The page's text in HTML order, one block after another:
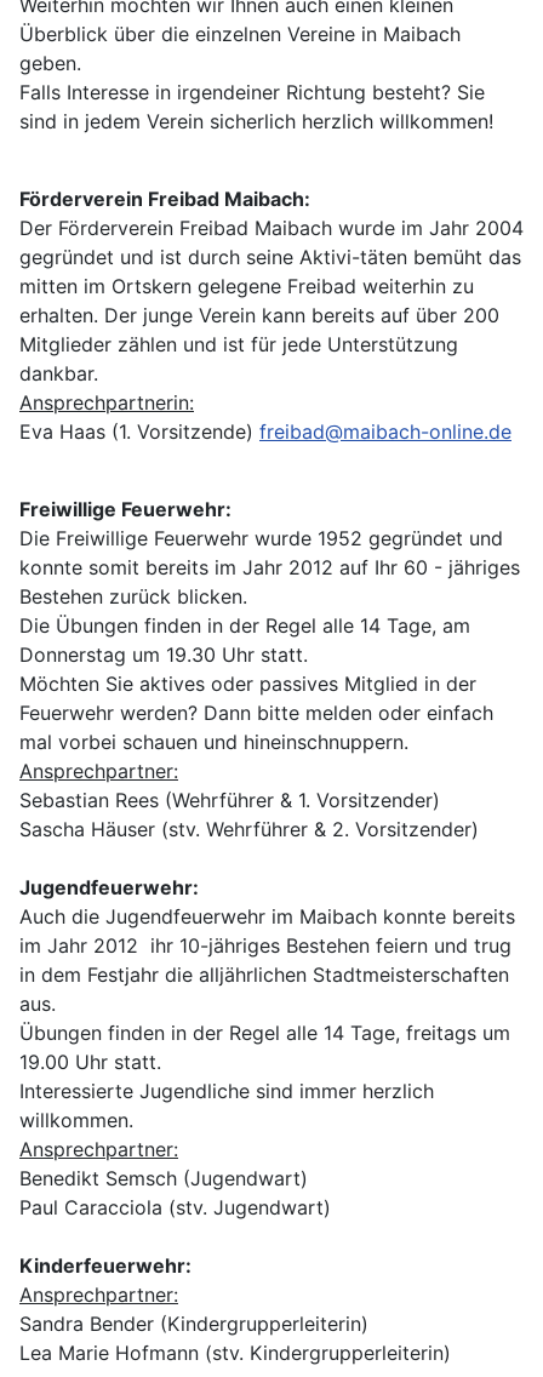
Weiterhin möchten wir Ihnen auch einen kleinen
Überblick über die einzelnen Vereine in Maibach
geben.
Falls Interesse in irgendeiner Richtung besteht? Sie
sind in jedem Verein sicherlich herzlich willkommen!
Förderverein Freibad Maibach:
Der Förderverein Freibad Maibach wurde im Jahr 2004
gegründet und ist durch seine Aktivi-täten bemüht das
mitten im Ortskern gelegene Freibad weiterhin zu
erhalten. Der junge Verein kann bereits auf über 200
Mitglieder zählen und ist für jede Unterstützung
dankbar.
Ansprechpartnerin:
Eva Haas (1. Vorsitzende) freibad@maibach-online.de
Freiwillige Feuerwehr:
Die Freiwillige Feuerwehr wurde 1952 gegründet und
konnte somit bereits im Jahr 2012 auf Ihr 60 - jähriges
Bestehen zurück blicken.
Die Übungen finden in der Regel alle 14 Tage, am
Donnerstag um 19.30 Uhr statt.
Möchten Sie aktives oder passives Mitglied in der
Feuerwehr werden? Dann bitte melden oder einfach
mal vorbei schauen und hineinschnuppern.
Ansprechpartner:
Sebastian Rees (Wehrführer & 1. Vorsitzender)
Sascha Häuser (stv. Wehrführer & 2. Vorsitzender)
Jugendfeuerwehr:
Auch die Jugendfeuerwehr im Maibach konnte bereits
im Jahr 2012 ihr 10-jähriges Bestehen feiern und trug
in dem Festjahr die alljährlichen Stadtmeisterschaften
aus.
Übungen finden in der Regel alle 14 Tage, freitags um
19.00 Uhr statt.
Interessierte Jugendliche sind immer herzlich
willkommen.
Ansprechpartner:
Benedikt Semsch (Jugendwart)
Paul Caracciola (stv. Jugendwart)
Kinderfeuerwehr:
Ansprechpartner:
Sandra Bender (Kindergrupperleiterin)
Lea Marie Hofmann (stv. Kindergrupperleiterin)